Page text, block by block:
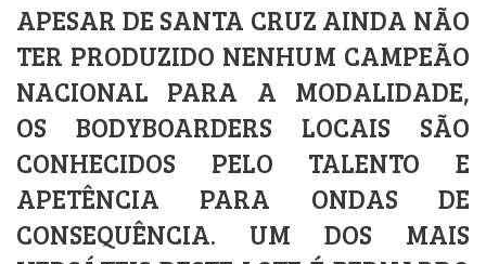
APESAR DE SANTA CRUZ AINDA NÃO
TER PRODUZIDO NENHUM CAMPEÃO
NACIONAL PARA A MODALIDADE,
OS BODYBOARDERS LOCAIS SÃO
CONHECIDOS PELO TALENTO E
APETÊNCIA PARA ONDAS DE
CONSEQUÊNCIA. UM DOS MAIS